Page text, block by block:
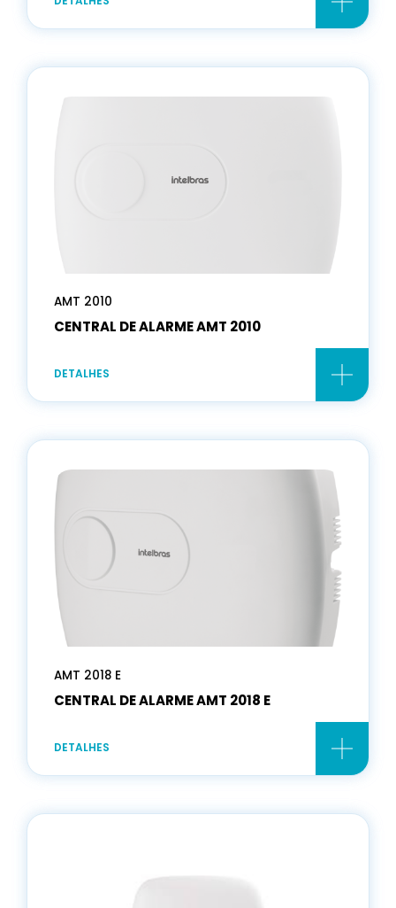
AMT 2010
CENTRAL DE ALARME AMT 2010
DETALHES
AMT 2018 E
CENTRAL DE ALARME AMT 2018 E
DETALHES